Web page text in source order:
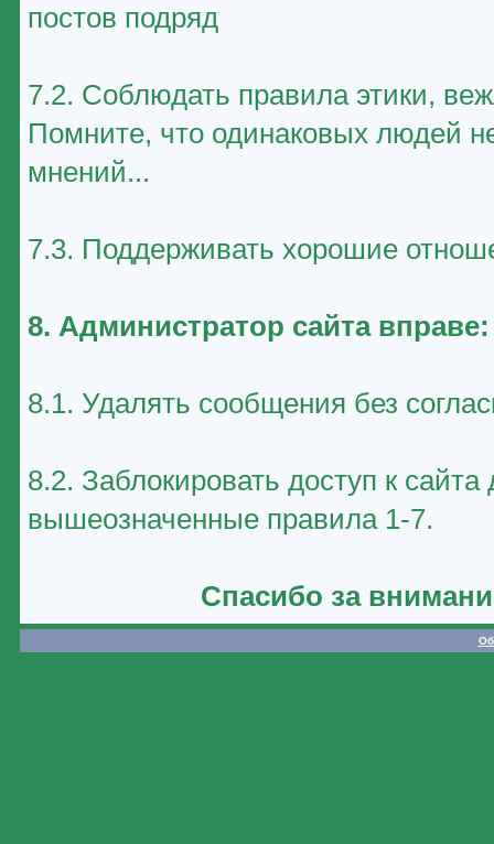
постов подряд
7.2. Соблюдать правила этики,
Помните, что одинаковых людей
мнений...
7.3. Поддерживать хорошие
8. Администратор сайта вправе:
8.1. Удалять сообщения без
8.2. Заблокировать доступ к
вышеозначенные правила 1-7.
Спасибо за